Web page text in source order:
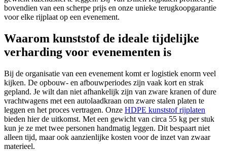
bovendien van een scherpe prijs en onze unieke terugkoopgarantie
voor elke rijplaat op een evenement.
Waarom kunststof de ideale tijdelijke
verharding voor evenementen is
Bij de organisatie van een evenement komt er logistiek enorm veel
kijken. De opbouw- en afbouwperiodes zijn vaak kort en strak
gepland. Je wilt dan niet afhankelijk zijn van zware kranen of dure
vrachtwagens met een autolaadkraan om zware stalen platen te
leggen en het proces vertragen. Onze HDPE kunststof rijplaten
bieden hier de uitkomst. Met een gewicht van circa 55 kg per stuk
kun je ze met twee personen handmatig leggen. Dit bespaart niet
alleen tijd, maar ook aanzienlijke kosten voor de inzet van zwaar
materieel.